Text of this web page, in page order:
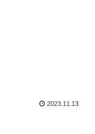
2023.11.13